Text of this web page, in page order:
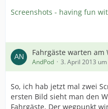
Screenshots - having fun
Fahrgäste warten am
AndPod 3. April 2013
So, ich hab jetzt mal zwei
ersten Bild sieht man den
Fahrgäste. Der wegpunkt